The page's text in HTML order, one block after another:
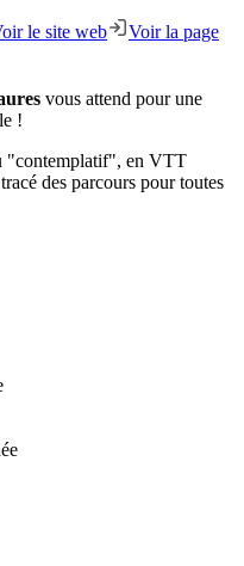
le site web
Voir la page
vous attend pour une
!
"contemplatif", en VTT
des parcours pour toutes